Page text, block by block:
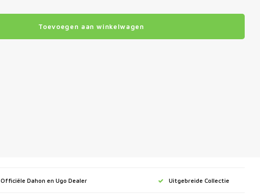
Toevoegen aan winkelwagen
Officiële Dahon en Ugo Dealer Uitgebreide Collectie